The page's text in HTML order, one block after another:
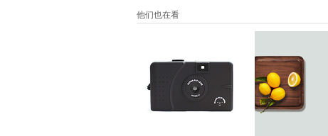
他们也在看